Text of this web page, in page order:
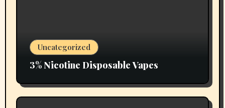
Uncategorized
3% Nicotine Disposable Vapes